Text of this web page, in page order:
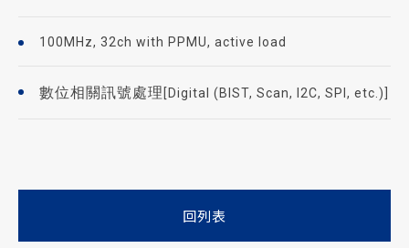
100MHz, 32ch with PPMU, active load
數位相關訊號處理 [Digital (BIST, Scan, I2C, SPI, etc.)]
回列表